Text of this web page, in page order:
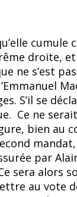
cumule
droite,
ne s’est
S’il se
Ce ne
bien au
par
sera alors
au vote